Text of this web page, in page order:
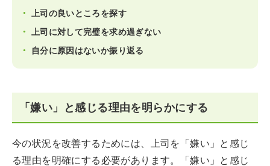
上司の良いところを探す
上司に対して完璧を求め過ぎない
自分に原因はないか振り返る
「嫌い」と感じる理由を明らかにする
今の状況を改善するためには、上司を「嫌い」と感じ
る理由を明確にする必要があります。「嫌い」と感じ